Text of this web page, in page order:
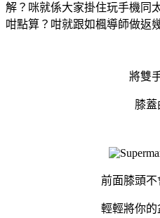
解？咪就係大家掛住玩手機同
咁點算？咁就跟如楓導師做返
將雙
膝蓋
前面膝頭
輕輕將你